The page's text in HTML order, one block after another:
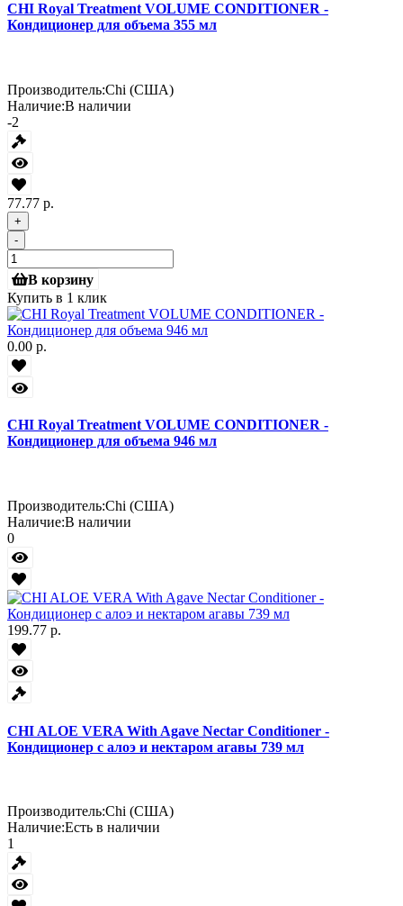
CHI Royal Treatment VOLUME CONDITIONER -
Кондиционер для объема 355 мл
Производитель:Chi (США)
Наличие:В наличии
-2
77.77 р.
+
-
В корзину
Купить в 1 клик
0.00 р.
CHI Royal Treatment VOLUME CONDITIONER -
Кондиционер для объема 946 мл
Производитель:Chi (США)
Наличие:В наличии
0
199.77 р.
CHI ALOE VERA With Agave Nectar Conditioner -
Кондиционер с алоэ и нектаром агавы 739 мл
Производитель:Chi (США)
Наличие:Есть в наличии
1